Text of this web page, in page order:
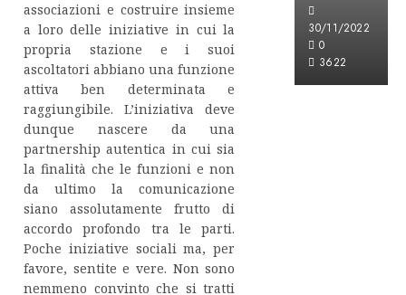
associazioni e costruire insieme
a loro delle iniziative in cui la
propria stazione e i suoi
ascoltatori abbiano una funzione
attiva ben determinata e
raggiungibile. L’iniziativa deve
dunque nascere da una
partnership autentica in cui sia
la finalità che le funzioni e non
da ultimo la comunicazione
siano assolutamente frutto di
accordo profondo tra le parti.
Poche iniziative sociali ma, per
favore, sentite e vere. Non sono
nemmeno convinto che si tratti
30/11/2022
0
3622